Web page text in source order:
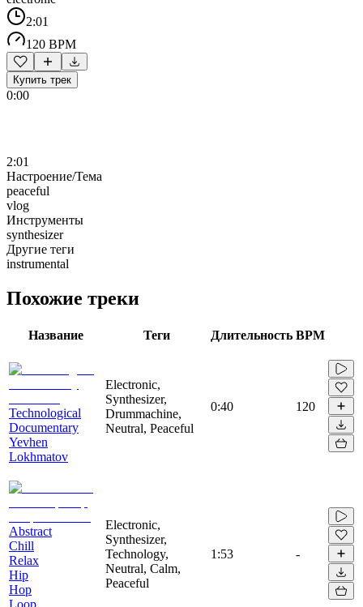
2:01
120 BPM
Купить трек
0:00
2:01
Настроение/Тема
peaceful
vlog
Инструменты
synthesizer
Другие теги
instrumental
Похожие треки
Название Теги Длительность BPM
Technological
Documentary
Yevhen
Lokhmatov
Electronic,
Synthesizer,
Drummachine,
Neutral, Peaceful
0:40 120
Abstract
Chill
Relax
Hip
Hop
Loop
Electronic,
Synthesizer,
Technology,
Neutral, Calm,
Peaceful
1:53 -